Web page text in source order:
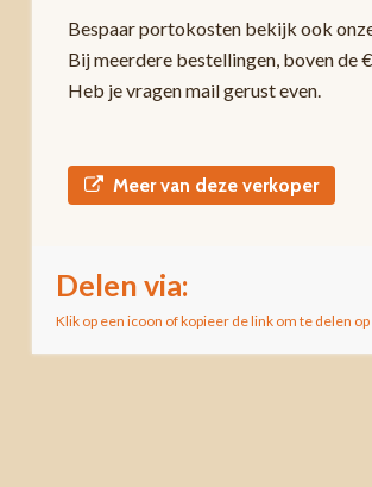
Bespaar portokosten bekijk ook
Bij meerdere bestellingen, boven de
Heb je vragen mail gerust even.
Meer van deze verkoper
Delen via:
Klik op een icoon of kopieer de link om te delen